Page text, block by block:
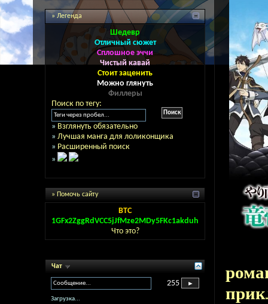
» Легенда
Шедевр
Отличный сюжет
Сплошное эччи
Чистый кавай
Стоит заценить
Можно глянуть
Филлеры
Поиск по тегу:
» Взглянуть обязательно
» Лучшая манга для лоликонщика
» Расширенный поиск
»
» Помочь сайту
BTC
1GFx2ZggRdVCC5jJfMze2MDy5FKc1akduh
Что это?
Чат
255
Загрузка...